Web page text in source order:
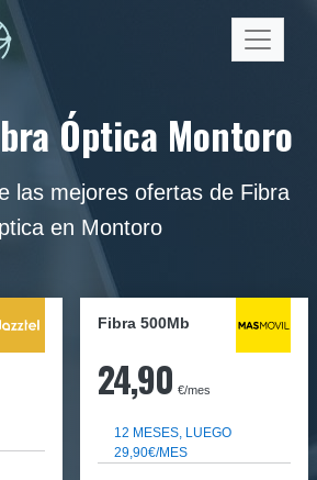
Óptica Montoro
las mejores ofertas de Fibra
en Montoro
Fibra 500Mb
24,90 €/mes
12 MESES, LUEGO
29,90€/MES